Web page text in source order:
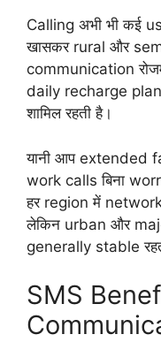
Calling अभी भी कई
खासकर rural और
communication
daily recharge
शामिल रहती है।
यानी आप extended
work calls बिना
हर region में
लेकिन urban और
generally stable
SMS